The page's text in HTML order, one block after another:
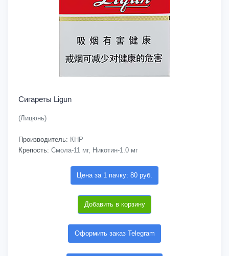
Сигареты Ligun
(Лицюнь)
Производитель: КНР
Крепость: Смола-11 мг, Никотин-1.0 мг
Цена за 1 пачку: 80 руб.
Добавить в корзину
Оформить заказ Telegram